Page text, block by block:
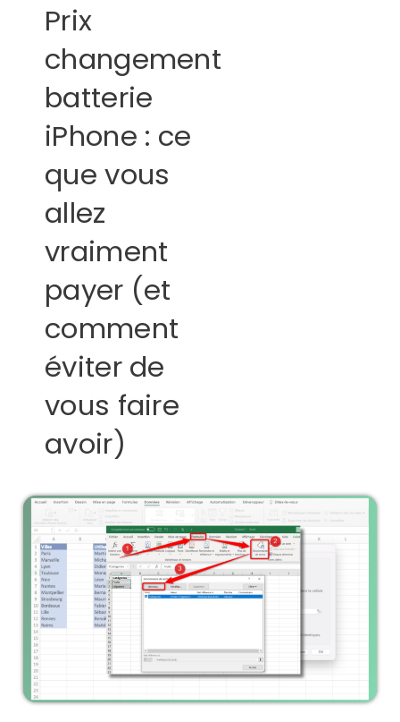
Prix
changement
batterie
iPhone : ce
que vous
allez
vraiment
payer (et
comment
éviter de
vous faire
avoir)